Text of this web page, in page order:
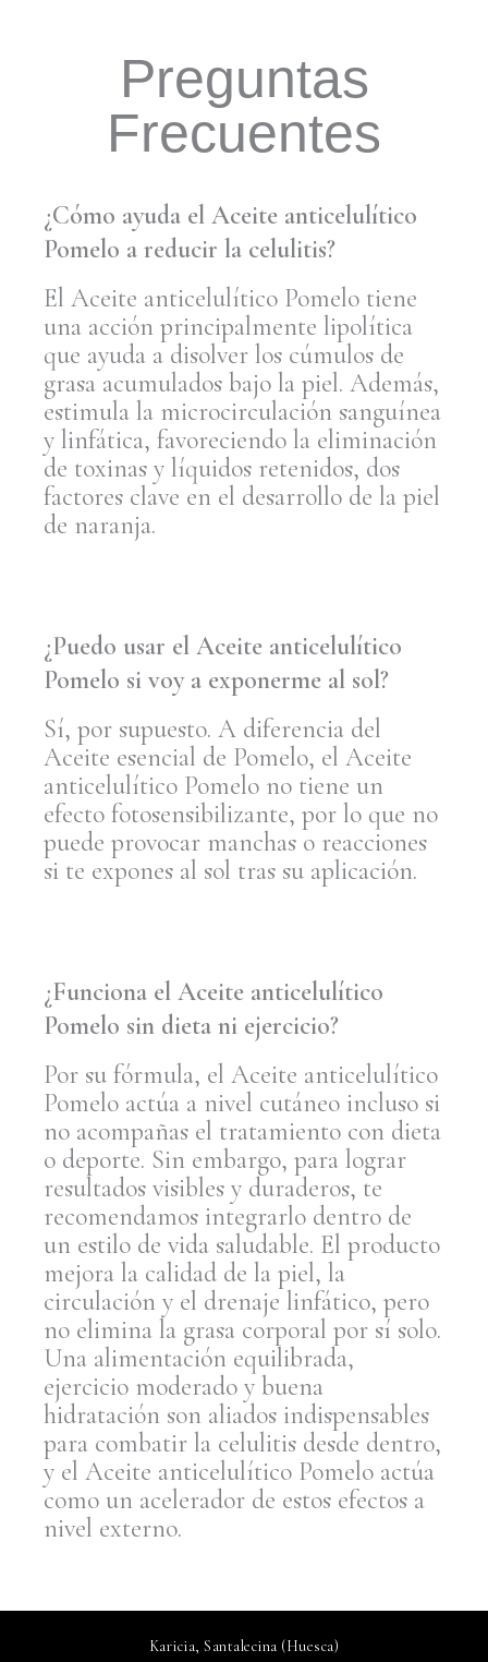
Preguntas
Frecuentes
¿Cómo ayuda el Aceite anticelulítico
Pomelo a reducir la celulitis?
El Aceite anticelulítico Pomelo tiene
una acción principalmente lipolítica
que ayuda a disolver los cúmulos de
grasa acumulados bajo la piel. Además,
estimula la microcirculación sanguínea
y linfática, favoreciendo la eliminación
de toxinas y líquidos retenidos, dos
factores clave en el desarrollo de la piel
de naranja.
¿Puedo usar el Aceite anticelulítico
Pomelo si voy a exponerme al sol?
Sí, por supuesto. A diferencia del
Aceite esencial de Pomelo, el Aceite
anticelulítico Pomelo no tiene un
efecto fotosensibilizante, por lo que no
puede provocar manchas o reacciones
si te expones al sol tras su aplicación.
¿Funciona el Aceite anticelulítico
Pomelo sin dieta ni ejercicio?
Por su fórmula, el Aceite anticelulítico
Pomelo actúa a nivel cutáneo incluso si
no acompañas el tratamiento con dieta
o deporte. Sin embargo, para lograr
resultados visibles y duraderos, te
recomendamos integrarlo dentro de
un estilo de vida saludable. El producto
mejora la calidad de la piel, la
circulación y el drenaje linfático, pero
no elimina la grasa corporal por sí solo.
Una alimentación equilibrada,
ejercicio moderado y buena
hidratación son aliados indispensables
para combatir la celulitis desde dentro,
y el Aceite anticelulítico Pomelo actúa
como un acelerador de estos efectos a
nivel externo.
Karicia, Santalecina (Huesca)